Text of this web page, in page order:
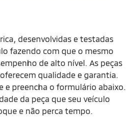
desenvolvidas e testadas
fazendo com que o mesmo
de alto nível. As peças
qualidade e garantia.
e preencha o formulário abaixo.
da peça que seu veículo
e não perca tempo.